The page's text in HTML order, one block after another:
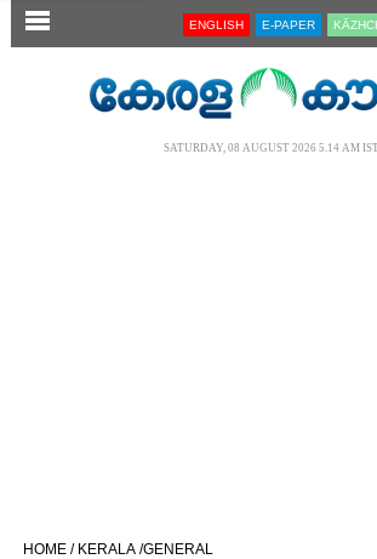
SECTIONS ENGLISH E-PAPER
SATURDAY, 08 AUGUST 2026 5.14 AM
HOME / KERALA /GENERAL